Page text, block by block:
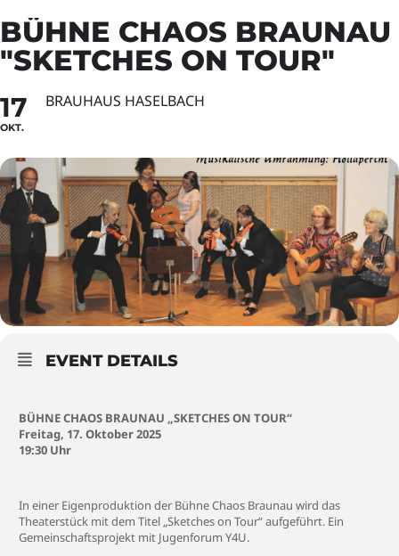
BÜHNE CHAOS BRAUNAU
"SKETCHES ON TOUR"
17
OKT.
BRAUHAUS HASELBACH
EVENT DETAILS
BÜHNE CHAOS BRAUNAU „SKETCHES ON TOUR“
Freitag, 17. Oktober 2025
19:30 Uhr
In einer Eigenproduktion der Bühne Chaos Braunau wird das
Theaterstück mit dem Titel „Sketches on Tour“ aufgeführt. Ein
Gemeinschaftsprojekt mit Jugenforum Y4U.